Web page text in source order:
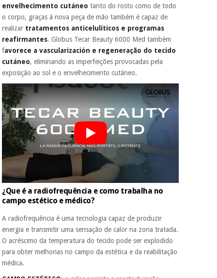
envelhecimento cutáneo tanto do rosto como de todo
o corpo, graças à nova peça de mão também é capaz de
realizar tratamentos anticelulíticos e programas
reafirmantes. Globus Tecar Beauty 6000 Med também
favorece a vascularización e regeneração do tecido
cutáneo, eliminando as imperfeições provocadas pela
exposição ao sol e o envelhecimento cutáneo.
¿Que é a radiofrequência e como trabalha no
campo estético e médico?
A radiofrequência é uma tecnologia capaz de produzir
energia e transmitir uma sensação de calor na zona tratada.
O acréscimo da temperatura do tecido pode ser explodido
para obter melhorias no campo da estética e da reabilitação
médica.